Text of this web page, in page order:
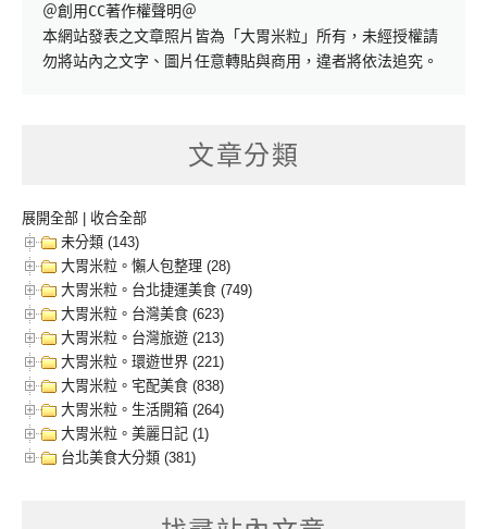
＠創用CC著作權聲明＠
本網站發表之文章照片皆為「大胃米粒」所有，未經授權請
勿將站內之文字、圖片任意轉貼與商用，違者將依法追究。
文章分類
展開全部
收合全部
未分類 (143)
大胃米粒。懶人包整理 (28)
大胃米粒。台北捷運美食 (749)
大胃米粒。台灣美食 (623)
大胃米粒。台灣旅遊 (213)
大胃米粒。環遊世界 (221)
大胃米粒。宅配美食 (838)
大胃米粒。生活開箱 (264)
大胃米粒。美麗日記 (1)
台北美食大分類 (381)